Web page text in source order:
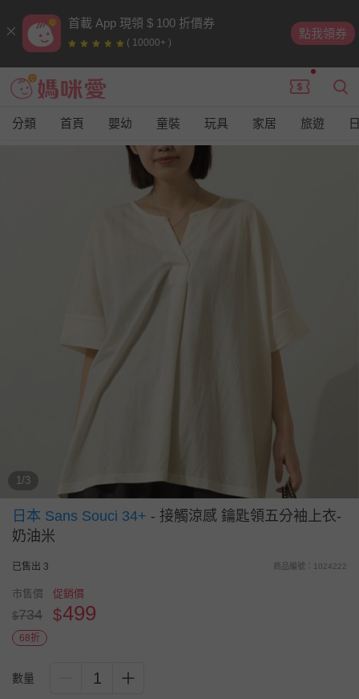
首載 App 現領 $ 100 折價券
( 10000+ )
點我領券
分類 首頁 嬰幼 童裝 玩具 家居 旅遊
1/3
日本 Sans Souci 34+ - 接觸涼感 鑰匙領五分袖上衣-
奶油米
已售出 3 商品編號：1024222
市售價
$734
促銷價
$499
68折
數量 1